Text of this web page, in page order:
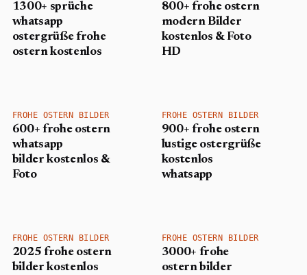
1300+ sprüche
whatsapp
ostergrüße frohe
ostern kostenlos
800+ frohe ostern
modern Bilder
kostenlos & Foto
HD
FROHE OSTERN BILDER
600+ frohe ostern
whatsapp
bilder kostenlos &
Foto
FROHE OSTERN BILDER
900+ frohe ostern
lustige ostergrüße
kostenlos
whatsapp
FROHE OSTERN BILDER
2025 frohe ostern
bilder kostenlos
FROHE OSTERN BILDER
3000+ frohe
ostern bilder